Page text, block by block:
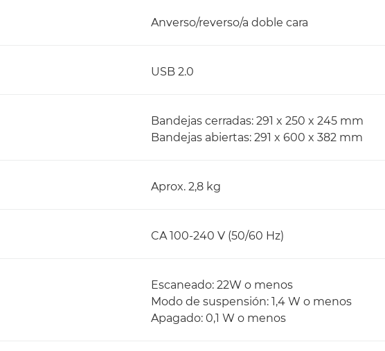
Anverso/reverso/a doble cara
USB 2.0
Bandejas cerradas: 291 x 250 x 245 mm
Bandejas abiertas: 291 x 600 x 382 mm
Aprox. 2,8 kg
CA 100-240 V (50/60 Hz)
Escaneado: 22W o menos
Modo de suspensión: 1,4 W o menos
Apagado: 0,1 W o menos